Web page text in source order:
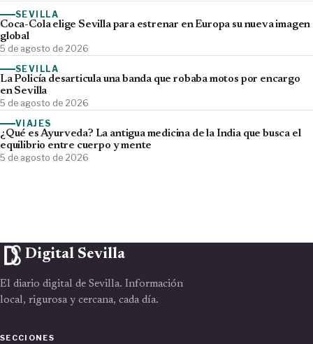
SEVILLA
Coca-Cola elige Sevilla para estrenar en Europa su nueva imagen
global
5 de agosto de 2026
SEVILLA
La Policía desarticula una banda que robaba motos por encargo
en Sevilla
5 de agosto de 2026
VIAJES
¿Qué es Ayurveda? La antigua medicina de la India que busca el
equilibrio entre cuerpo y mente
5 de agosto de 2026
Digital Sevilla
El diario digital de Sevilla. Información
local, rigurosa y cercana, cada día.
SECCIONES